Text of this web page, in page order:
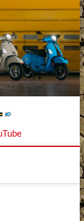
Ltd. |
ズト
グ
ー、REKLUSE、